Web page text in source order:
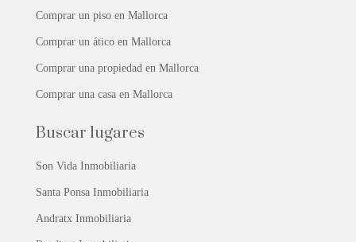
Comprar un piso en Mallorca
Comprar un ático en Mallorca
Comprar una propiedad en Mallorca
Comprar una casa en Mallorca
Buscar lugares
Son Vida Inmobiliaria
Santa Ponsa Inmobiliaria
Andratx Inmobiliaria